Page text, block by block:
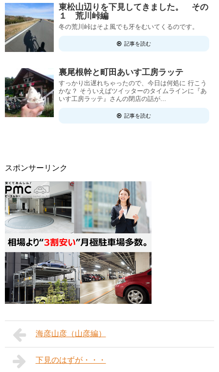
東松山辺りを下見してきました。 その
１ 荒川峠編
冬の荒川峠はそよ風でも牙をむいてくるのです。
記事を読む
裏尾根幹と町田あいす工房ラッテ
すっかり出遅れちゃったので、今日は何処に 行こう
かな？ そういえばツイッターのタイムラインに『あ
いす工房ラッテ』さんの閉店の話が...
記事を読む
スポンサーリンク
海彦山彦（山彦編）
下見のはずが・・・